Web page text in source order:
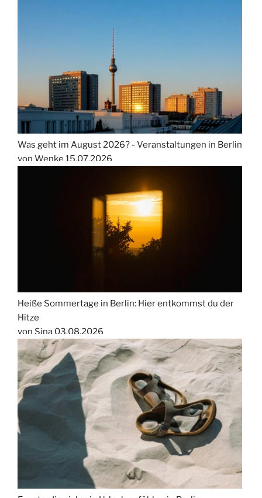
Was geht im August 2026? - Veranstaltungen in Berlin
von Wenke 15.07.2026
Heiße Sommertage in Berlin: Hier entkommst du der
Hitze
von Sina 03.08.2026